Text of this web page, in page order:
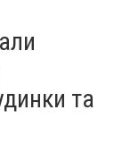
та